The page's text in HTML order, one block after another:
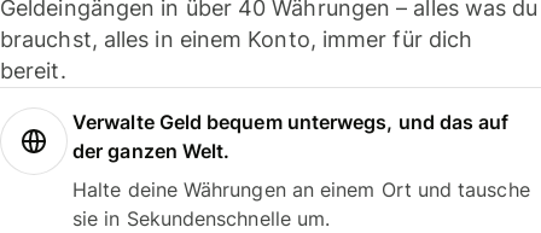
Geldeingängen in über 40 Währungen – alles was du
brauchst, alles in einem Konto, immer für dich
bereit.
Verwalte Geld bequem unterwegs, und das auf
der ganzen Welt.
Halte deine Währungen an einem Ort und tausche
sie in Sekundenschnelle um.